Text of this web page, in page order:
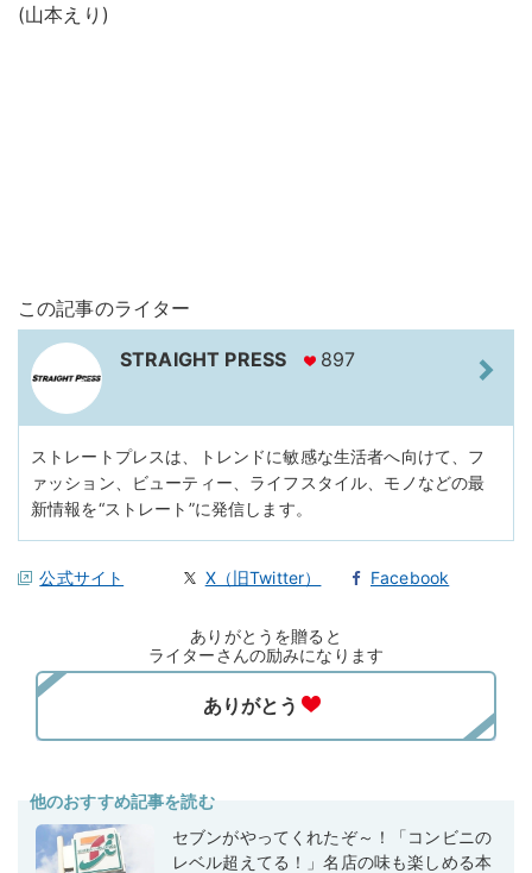
(山本えり)
この記事のライター
STRAIGHT PRESS 897
ストレートプレスは、トレンドに敏感な生活者へ向けて、フ
ァッション、ビューティー、ライフスタイル、モノなどの最
新情報を“ストレート”に発信します。
公式サイト X（旧Twitter） Facebook
ありがとうを贈ると
ライターさんの励みになります
他のおすすめ記事を読む
セブンがやってくれたぞ～！「コンビニの
レベル超えてる！」名店の味も楽しめる本